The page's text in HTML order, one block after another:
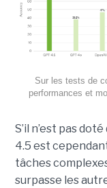
Sur les tests de
performances et
S’il n’est pas
4.5 est
tâches
surpasse les